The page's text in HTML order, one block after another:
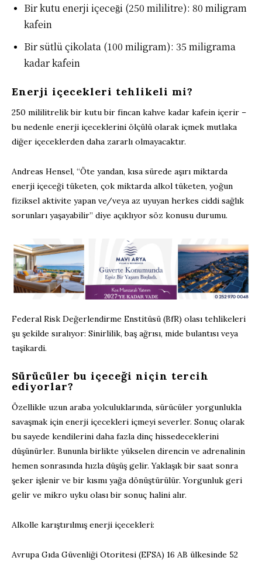
Bir kutu enerji içeceği (250 mililitre): 80 miligram
kafein
Bir sütlü çikolata (100 miligram): 35 miligrama
kadar kafein
Enerji içecekleri tehlikeli mi?
250 mililitrelik bir kutu bir fincan kahve kadar kafein içerir –
bu nedenle enerji içeceklerini ölçülü olarak içmek mutlaka
diğer içeceklerden daha zararlı olmayacaktır.
Andreas Hensel, “Öte yandan, kısa sürede aşırı miktarda
enerji içeceği tüketen, çok miktarda alkol tüketen, yoğun
fiziksel aktivite yapan ve/veya az uyuyan herkes ciddi sağlık
sorunları yaşayabilir” diye açıklıyor söz konusu durumu.
Federal Risk Değerlendirme Enstitüsü (BfR) olası tehlikeleri
şu şekilde sıralıyor: Sinirlilik, baş ağrısı, mide bulantısı veya
taşikardi.
Sürücüler bu içeceği niçin tercih
ediyorlar?
Özellikle uzun araba yolculuklarında, sürücüler yorgunlukla
savaşmak için enerji içecekleri içmeyi severler. Sonuç olarak
bu sayede kendilerini daha fazla dinç hissedeceklerini
düşünürler. Bununla birlikte yükselen direncin ve adrenalinin
hemen sonrasında hızla düşüş gelir. Yaklaşık bir saat sonra
şeker işlenir ve bir kısmı yağa dönüştürülür. Yorgunluk geri
gelir ve mikro uyku olası bir sonuç halini alır.
Alkolle karıştırılmış enerji içecekleri:
Avrupa Gıda Güvenliği Otoritesi (EFSA) 16 AB ülkesinde 52